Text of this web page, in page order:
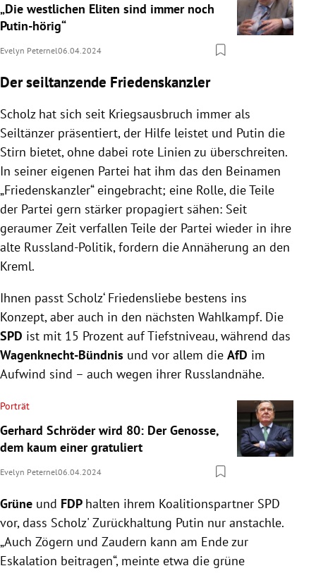
„Die westlichen Eliten sind immer noch
Putin-hörig“
Evelyn Peternel06.04.2024
Der seiltanzende Friedenskanzler
Scholz hat sich seit Kriegsausbruch immer als
Seiltänzer präsentiert, der Hilfe leistet und Putin die
Stirn bietet, ohne dabei rote Linien zu überschreiten.
In seiner eigenen Partei hat ihm das den Beinamen
„Friedenskanzler“ eingebracht; eine Rolle, die Teile
der Partei gern stärker propagiert sähen: Seit
geraumer Zeit verfallen Teile der Partei wieder in ihre
alte Russland-Politik, fordern die Annäherung an den
Kreml.
Ihnen passt Scholz‘ Friedensliebe bestens ins
Konzept, aber auch in den nächsten Wahlkampf. Die
SPD ist mit 15 Prozent auf Tiefstniveau, während das
Wagenknecht-Bündnis und vor allem die AfD im
Aufwind sind – auch wegen ihrer Russlandnähe.
Porträt
Gerhard Schröder wird 80: Der Genosse,
dem kaum einer gratuliert
Evelyn Peternel06.04.2024
Grüne und FDP halten ihrem Koalitionspartner SPD
vor, dass Scholz' Zurückhaltung Putin nur anstachle.
„Auch Zögern und Zaudern kann am Ende zur
Eskalation beitragen“, meinte etwa die grüne